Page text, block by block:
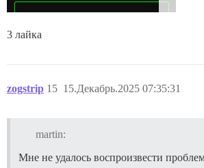
3 лайка
zogstrip 15.Декабрь.2025 07:35:31
15
martin:
Мне не удалось воспроизвести